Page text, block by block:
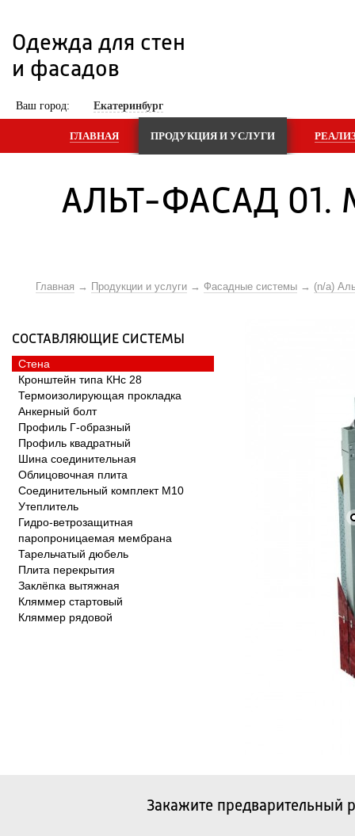
Одежда для стен
и фасадов
Ваш город: Екатеринбург
ГЛАВНАЯ ПРОДУКЦИЯ И УСЛУГИ
АЛЬТ-ФАСАД
Главная Продукции и услуги Фасадные системы (n/a)
СОСТАВЛЯЮЩИЕ СИСТЕМЫ
Стена
Кронштейн типа КНс 28
Термоизолирующая прокладка
Анкерный болт
Профиль Г-образный
Профиль квадратный
Шина соединительная
Облицовочная плита
Соединительный комплект М10
Утеплитель
Гидро-ветрозащитная
паропроницаемая мембрана
Тарельчатый дюбель
Плита перекрытия
Заклёпка вытяжная
Кляммер стартовый
Кляммер рядовой
Закажите предварительный